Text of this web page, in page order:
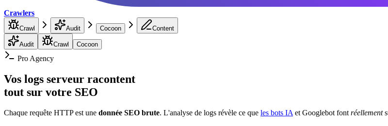
Crawlers
Crawl Audit Cocoon Content
Audit Crawl Cocoon
Pro Agency
Vos logs serveur racontent
tout sur votre SEO
Chaque requête HTTP est une donnée SEO brute. L'analyse de logs révèle ce que les bots IA et Googlebot font réellement